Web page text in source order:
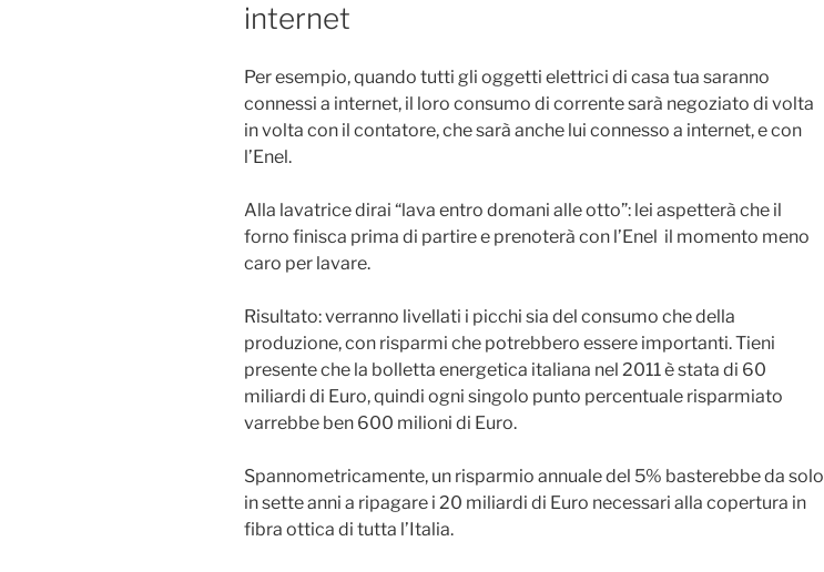
internet
Per esempio, quando tutti gli oggetti elettrici di casa tua saranno
connessi a internet, il loro consumo di corrente sarà negoziato di volta
in volta con il contatore, che sarà anche lui connesso a internet, e con
l’Enel.
Alla lavatrice dirai “lava entro domani alle otto”: lei aspetterà che il
forno finisca prima di partire e prenoterà con l’Enel il momento meno
caro per lavare.
Risultato: verranno livellati i picchi sia del consumo che della
produzione, con risparmi che potrebbero essere importanti. Tieni
presente che la bolletta energetica italiana nel 2011 è stata di 60
miliardi di Euro, quindi ogni singolo punto percentuale risparmiato
varrebbe ben 600 milioni di Euro.
Spannometricamente, un risparmio annuale del 5% basterebbe da solo
in sette anni a ripagare i 20 miliardi di Euro necessari alla copertura in
fibra ottica di tutta l’Italia.